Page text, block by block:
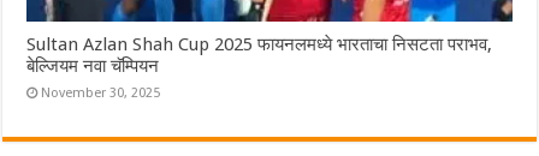
Sultan Azlan Shah Cup 2025 फायनलमध्ये भारताचा निसटता पराभव,
बेल्जियम नवा चॅम्पियन
November 30, 2025